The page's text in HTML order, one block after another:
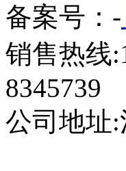
备案号：-
销售热线
8345739
公司地址